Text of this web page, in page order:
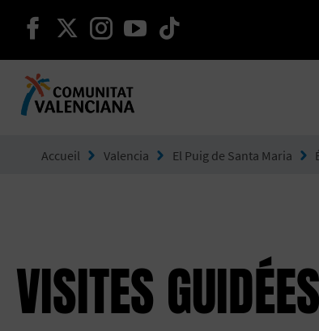
continuer sur facebook
continuer sur twitter
continuer sur
continuer sur
Accueil Valencia El Puig de Santa Maria
VISITES